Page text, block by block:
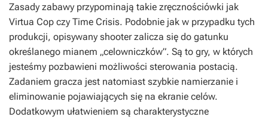
Zasady zabawy przypominają takie zręcznościówki jak
Virtua Cop czy Time Crisis. Podobnie jak w przypadku tych
produkcji, opisywany shooter zalicza się do gatunku
określanego mianem „celowniczków”. Są to gry, w których
jesteśmy pozbawieni możliwości sterowania postacią.
Zadaniem gracza jest natomiast szybkie namierzanie i
eliminowanie pojawiających się na ekranie celów.
Dodatkowym ułatwieniem są charakterystyczne